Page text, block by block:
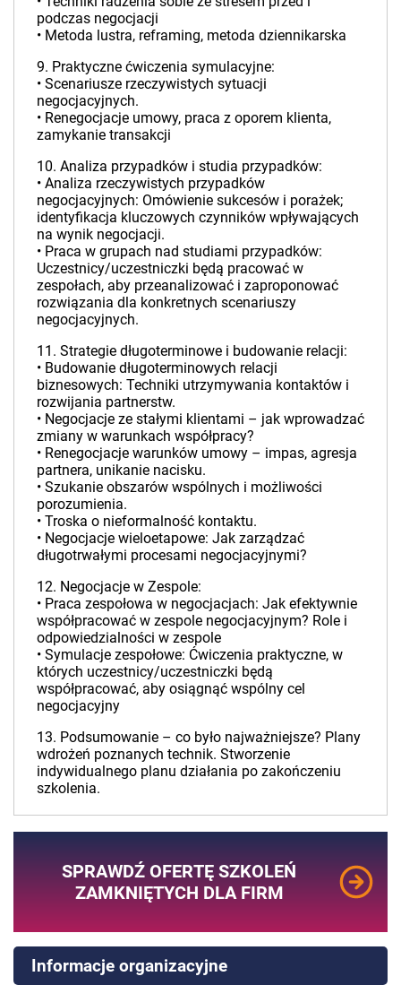
podczas negocjacji
• Metoda lustra, reframing, metoda dziennikarska
9. Praktyczne ćwiczenia symulacyjne:
• Scenariusze rzeczywistych sytuacji
negocjacyjnych.
• Renegocjacje umowy, praca z oporem klienta,
zamykanie transakcji
10. Analiza przypadków i studia przypadków:
• Analiza rzeczywistych przypadków
negocjacyjnych: Omówienie sukcesów i porażek;
identyfikacja kluczowych czynników wpływających
na wynik negocjacji.
• Praca w grupach nad studiami przypadków:
Uczestnicy/uczestniczki będą pracować w
zespołach, aby przeanalizować i zaproponować
rozwiązania dla konkretnych scenariuszy
negocjacyjnych.
11. Strategie długoterminowe i budowanie relacji:
• Budowanie długoterminowych relacji
biznesowych: Techniki utrzymywania kontaktów i
rozwijania partnerstw.
• Negocjacje ze stałymi klientami – jak wprowadzać
zmiany w warunkach współpracy?
• Renegocjacje warunków umowy – impas, agresja
partnera, unikanie nacisku.
• Szukanie obszarów wspólnych i możliwości
porozumienia.
• Troska o nieformalność kontaktu.
• Negocjacje wieloetapowe: Jak zarządzać
długotrwałymi procesami negocjacyjnymi?
12. Negocjacje w Zespole:
• Praca zespołowa w negocjacjach: Jak efektywnie
współpracować w zespole negocjacyjnym? Role i
odpowiedzialności w zespole
• Symulacje zespołowe: Ćwiczenia praktyczne, w
których uczestnicy/uczestniczki będą
współpracować, aby osiągnąć wspólny cel
negocjacyjny
13. Podsumowanie – co było najważniejsze? Plany
wdrożeń poznanych technik. Stworzenie
indywidualnego planu działania po zakończeniu
szkolenia.
SPRAWDŹ OFERTĘ SZKOLEŃ
ZAMKNIĘTYCH DLA FIRM
Informacje organizacyjne